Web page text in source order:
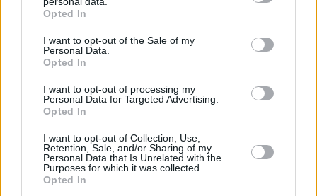
grant or deny consent to Google and its third-party tags to
use your data for below specified purposes in below Google
consent section.
Opted In
I want to opt-out of the Sale of my
Personal Data.
Opted In
I want to opt-out of processing my
Personal Data for Targeted Advertising.
Opted In
I want to opt-out of Collection, Use,
Retention, Sale, and/or Sharing of my
Personal Data that Is Unrelated with the
Purposes for which it was collected.
Opted In
«Βγήκα χάλια!»: Γιατί δεν μας αρέσουμε στις
φωτογραφίες, ενώ οι άλλοι μάς βλέπουν όμορφους
πριν 11 λεπτά
Νέα Αγχίαλος: 66χρονος σάτυρος αυνανιζόταν
πρακολουθώντας την 13χρονη γειτόνισσα του
Μπορούμε να καταψύξουμε τα σύκα;
Η φωτογραφία της 61χρονης Ελίζαμπεθ Χάρλεϊ με
μπικίνι
πριν 22 λεπτά